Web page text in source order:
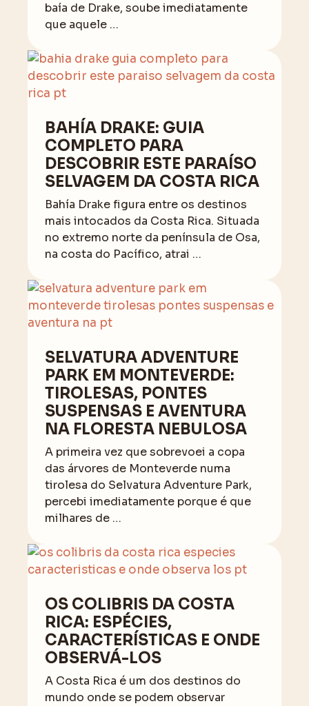
baía de Drake, soube imediatamente
que aquele …
BAHÍA DRAKE: GUIA
COMPLETO PARA
DESCOBRIR ESTE PARAÍSO
SELVAGEM DA COSTA RICA
Bahía Drake figura entre os destinos
mais intocados da Costa Rica. Situada
no extremo norte da península de Osa,
na costa do Pacífico, atrai …
SELVATURA ADVENTURE
PARK EM MONTEVERDE:
TIROLESAS, PONTES
SUSPENSAS E AVENTURA
NA FLORESTA NEBULOSA
A primeira vez que sobrevoei a copa
das árvores de Monteverde numa
tirolesa do Selvatura Adventure Park,
percebi imediatamente porque é que
milhares de …
OS COLIBRIS DA COSTA
RICA: ESPÉCIES,
CARACTERÍSTICAS E ONDE
OBSERVÁ-LOS
A Costa Rica é um dos destinos do
mundo onde se podem observar